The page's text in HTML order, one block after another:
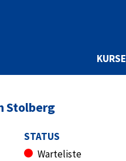
KURSE
Stolberg
STATUS
Warteliste